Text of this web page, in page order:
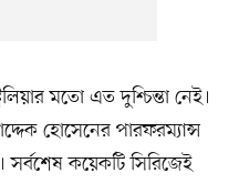
মতো এত দুশ্চিন্তা নেই।
হোসেনের পারফরম্যান্স
কয়েকটি সিরিজেই